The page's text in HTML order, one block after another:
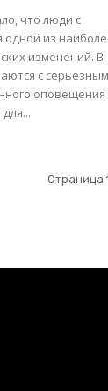
что люди с
одной из
изменений. В
с
оповещения
Страница